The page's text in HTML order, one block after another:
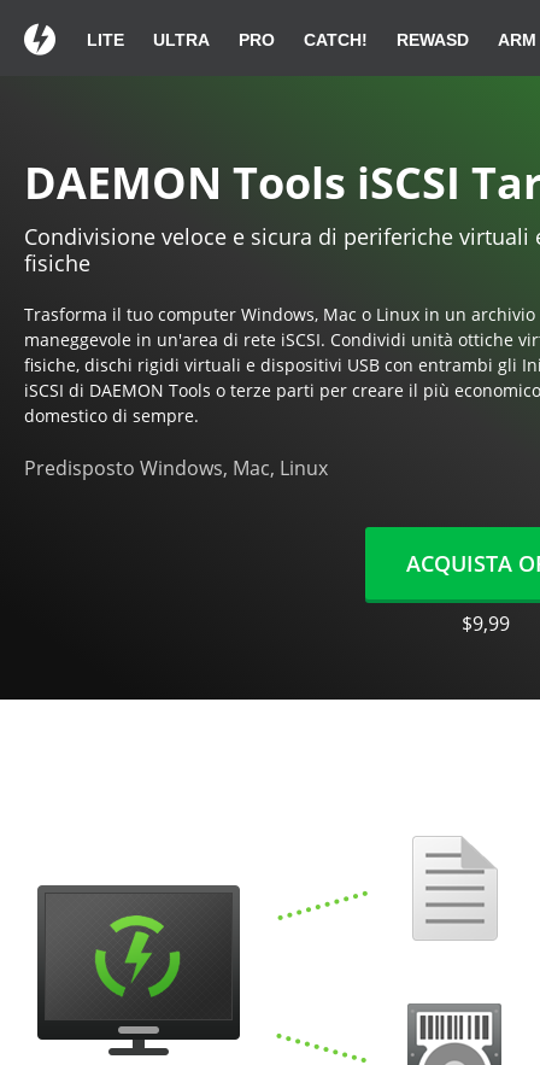
LITE ULTRA PRO CATCH! REWASD ARM
DAEMON Tools iSCSI
Condivisione veloce e sicura di periferiche virtuali
fisiche
Trasforma il tuo computer Windows, Mac o Linux in un archivio
maneggevole in un'area di rete iSCSI. Condividi unità ottiche
fisiche, dischi rigidi virtuali e dispositivi USB con entrambi gli
iSCSI di DAEMON Tools o terze parti per creare il più
domestico di sempre.
Predisposto Windows, Mac, Linux
ACQUISTA
$9,99
Guida di
Doppio click su DAEMONTools.exe
Guida di
Doppio click su DAEMONTools.exe
Guida di
Doppio click su DAEMONTools.exe